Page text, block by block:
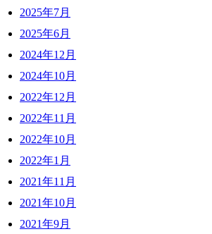
2025年7月
2025年6月
2024年12月
2024年10月
2022年12月
2022年11月
2022年10月
2022年1月
2021年11月
2021年10月
2021年9月